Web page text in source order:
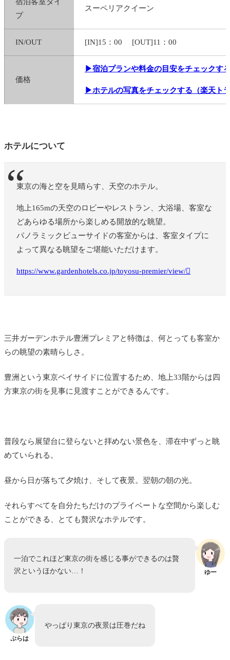
プ
スーペリアクイーン
IN/OUT [IN]15：00 [OUT]11：00
価格
▶宿泊プランや料金の目安をチェックす
▶ホテルの写真をチェックする（楽天ト
ホテルについて
東京の海と空を見晴らす、天空のホテル。
地上165mの天空のロビーやレストラン、大浴場、客室な
どあらゆる場所から楽しめる開放的な眺望。
パノラミックビューサイドの客室からは、客室タイプに
よって異なる眺望をご堪能いただけます。
https://www.gardenhotels.co.jp/toyosu-premier/view/
三井ガーデンホテル豊洲プレミアと特徴は、何とっても客室か
らの眺望の素晴らしさ。
豊洲という東京ベイサイドに位置するため、地上33階からは四
方東京の街を見事に見渡すことができるんです。
普段なら展望台に登らないと拝めない景色を、滞在中ずっと眺
めていられる。
昼から日が落ちて夕焼け、そして夜景。翌朝の朝の光。
それらすべてを自分たちだけのプライベートな空間から楽しむ
ことができる、とても贅沢なホテルです。
ゆー
一泊でこれほど東京の街を感じる事ができるのは贅
沢というほかない…！
ぷらは
やっぱり東京の夜景は圧巻だね